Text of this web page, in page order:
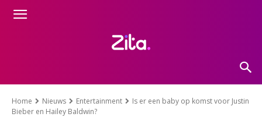
Home Nieuws Entertainment
Is er een baby op komst voor Justin
Bieber en Hailey Baldwin?